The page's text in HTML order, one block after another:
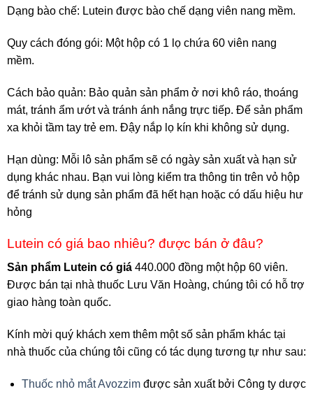
Dạng bào chế: Lutein được bào chế dạng viên nang mềm.
Quy cách đóng gói: Một hộp có 1 lọ chứa 60 viên nang
mềm.
Cách bảo quản: Bảo quản sản phẩm ở nơi khô ráo, thoáng
mát, tránh ẩm ướt và tránh ánh nắng trực tiếp. Để sản phẩm
xa khỏi tầm tay trẻ em. Đậy nắp lọ kín khi không sử dụng.
Hạn dùng: Mỗi lô sản phẩm sẽ có ngày sản xuất và hạn sử
dụng khác nhau. Bạn vui lòng kiểm tra thông tin trên vỏ hộp
để tránh sử dụng sản phẩm đã hết hạn hoặc có dấu hiệu hư
hỏng
Lutein có giá bao nhiêu? được bán ở đâu?
Sản phẩm Lutein có giá 440.000 đồng một hộp 60 viên.
Được bán tại nhà thuốc Lưu Văn Hoàng, chúng tôi có hỗ trợ
giao hàng toàn quốc.
Kính mời quý khách xem thêm một số sản phẩm khác tại
nhà thuốc của chúng tôi cũng có tác dụng tương tự như sau:
Thuốc nhỏ mắt Avozzimđược sản xuất bởi Công ty dược